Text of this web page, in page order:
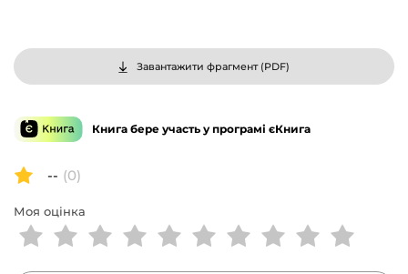
Завантажити фрагмент (PDF)
Книга бере участь у програмі єКнига
-- (0)
Моя оцінка